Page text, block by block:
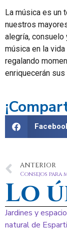
La música es un
nuestros
alegría, consuelo
música en la
regalando
enriquecerán
ANTERIOR
Lo
Jardines y
natural de